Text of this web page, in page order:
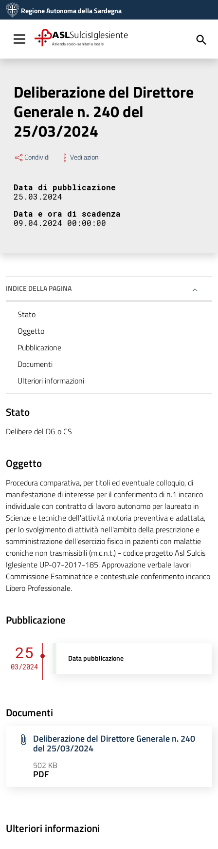
Vai al menu di navigazione
Vai al footer
Regione Autonoma della Sardegna
Toggle navigation
ASLSulcisIglesiente
Azienda socio-sanitaria locale
Deliberazione del Direttore
Generale n. 240 del
25/03/2024
Condividi Vedi azioni
Data di pubblicazione
25.03.2024
Data e ora di scadenza
09.04.2024 00:00:00
INDICE DELLA PAGINA
Stato
Oggetto
Pubblicazione
Documenti
Ulteriori informazioni
Stato
Delibere del DG o CS
Oggetto
Procedura comparativa, per titoli ed eventuale colloquio, di
manifestazione di interesse per il conferimento di n.1 incarico
individuale con contratto di lavoro autonomo per laureato in
Scienze e tecniche dell'attività motoria preventiva e adattata,
per lo svolgimento di attività nell'ambito della prescrizione e
somministrazione dell'esercizio fisico in pazienti con malattie
croniche non trasmissibili (m.c.n.t.) - codice progetto Asl Sulcis
Iglesiente UP-07-2017-185. Approvazione verbale lavori
Commissione Esaminatrice e contestuale conferimento incarico
Libero Professionale.
Pubblicazione
25
03/2024
Data pubblicazione
Documenti
Deliberazione del Direttore Generale n. 240
del 25/03/2024
502 KB
PDF
Ulteriori informazioni